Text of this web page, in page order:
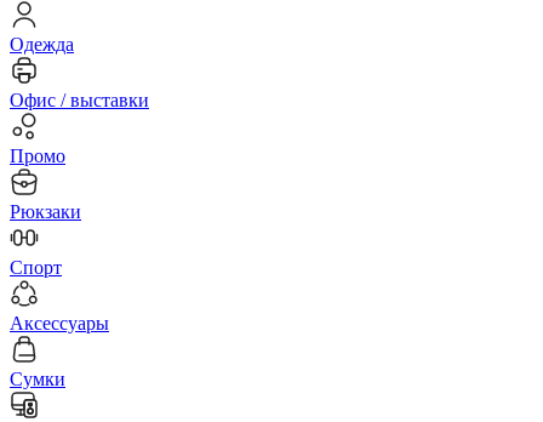
Одежда
Офис / выставки
Промо
Рюкзаки
Спорт
Аксессуары
Сумки